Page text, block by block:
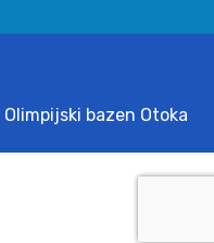
bazen Otoka